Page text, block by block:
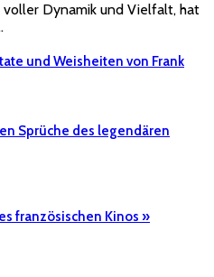
Dynamik und Vielfalt, hat
und Weisheiten von Frank
Sprüche des legendären
französischen Kinos »